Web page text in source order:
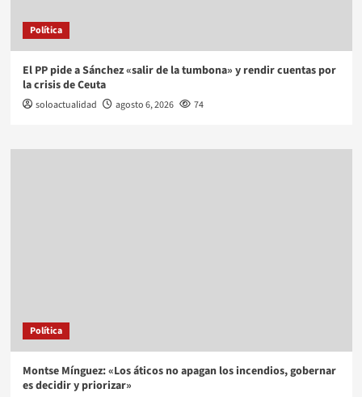
Política
El PP pide a Sánchez «salir de la tumbona» y rendir cuentas por
la crisis de Ceuta
soloactualidad agosto 6, 2026 74
Política
Montse Mínguez: «Los áticos no apagan los incendios, gobernar
es decidir y priorizar»